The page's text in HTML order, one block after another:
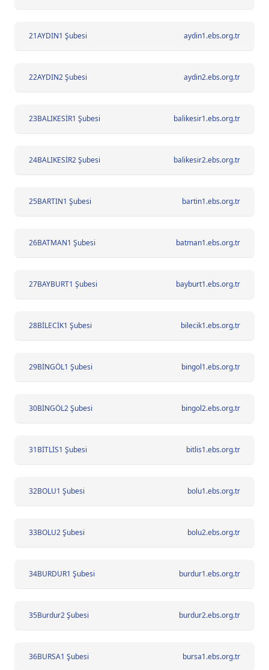
21AYDIN1 Şubesi aydin1.ebs.org.tr
22AYDIN2 Şubesi aydin2.ebs.org.tr
23BALIKESİR1 Şubesi balikesir1.ebs.org.tr
24BALIKESİR2 Şubesi balikesir2.ebs.org.tr
25BARTIN1 Şubesi bartin1.ebs.org.tr
26BATMAN1 Şubesi batman1.ebs.org.tr
27BAYBURT1 Şubesi bayburt1.ebs.org.tr
28BİLECİK1 Şubesi bilecik1.ebs.org.tr
29BİNGÖL1 Şubesi bingol1.ebs.org.tr
30BİNGÖL2 Şubesi bingol2.ebs.org.tr
31BİTLİS1 Şubesi bitlis1.ebs.org.tr
32BOLU1 Şubesi bolu1.ebs.org.tr
33BOLU2 Şubesi bolu2.ebs.org.tr
34BURDUR1 Şubesi burdur1.ebs.org.tr
35Burdur2 Şubesi burdur2.ebs.org.tr
36BURSA1 Şubesi bursa1.ebs.org.tr